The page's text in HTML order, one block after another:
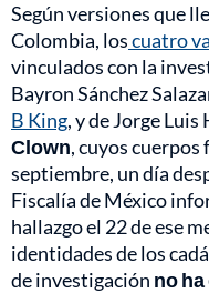
Según versiones que
Colombia, loscuatro
vinculados con la
Bayron Sánchez
B King, y de Jorge
Clown, cuyos
septiembre, un día
Fiscalía de México
hallazgo el 22 de ese
identidades de los
de investigación no